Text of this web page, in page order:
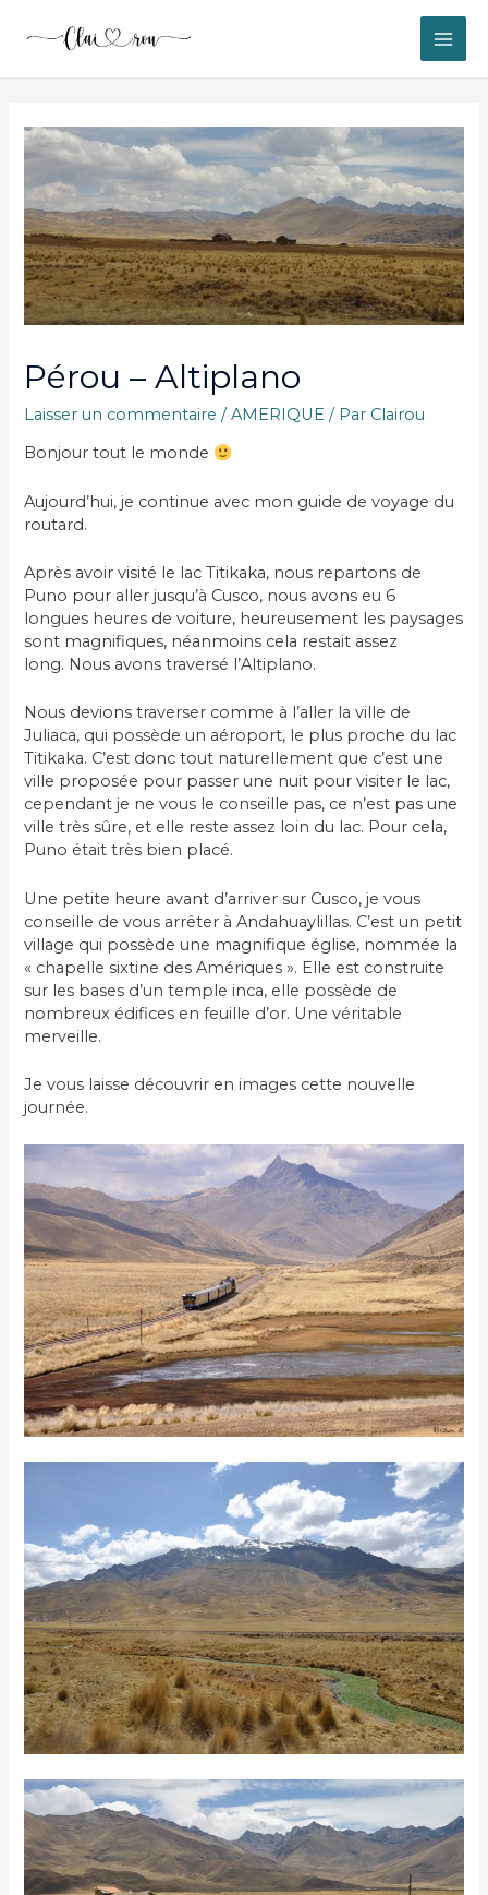
Pérou – Altiplano
Laisser un commentaire /AMERIQUE / Par Clairou
Bonjour tout le monde
Aujourd’hui, je continue avec mon guide de voyage du
routard.
Après avoir visité le lac Titikaka, nous repartons de
Puno pour aller jusqu’à Cusco, nous avons eu 6
longues heures de voiture, heureusement les paysages
sont magnifiques, néanmoins cela restait assez
long. Nous avons traversé l’Altiplano.
Nous devions traverser comme à l’aller la ville de
Juliaca, qui possède un aéroport, le plus proche du lac
Titikaka. C’est donc tout naturellement que c’est une
ville proposée pour passer une nuit pour visiter le lac,
cependant je ne vous le conseille pas, ce n’est pas une
ville très sûre, et elle reste assez loin du lac. Pour cela,
Puno était très bien placé.
Une petite heure avant d’arriver sur Cusco, je vous
conseille de vous arrêter à Andahuaylillas. C’est un petit
village qui possède une magnifique église, nommée la
« chapelle sixtine des Amériques ». Elle est construite
sur les bases d’un temple inca, elle possède de
nombreux édifices en feuille d’or. Une véritable
merveille.
Je vous laisse découvrir en images cette nouvelle
journée.